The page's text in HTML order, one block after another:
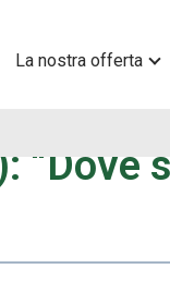
La nostra offerta
“Dove